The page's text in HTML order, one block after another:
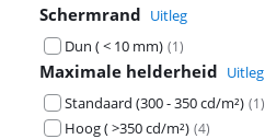
Schermrand Uitleg
Dun ( < 10 mm) (1)
Maximale helderheid Uitleg
Standaard (300 - 350 cd/m²) (1)
Hoog ( >350 cd/m²) (4)